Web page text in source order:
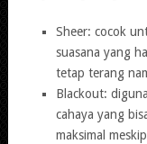
Sheer: cocok
suasana yang
tetap terang
Blackout:
cahaya yang
maksimal